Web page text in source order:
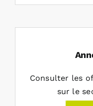
Consulter les
sur le